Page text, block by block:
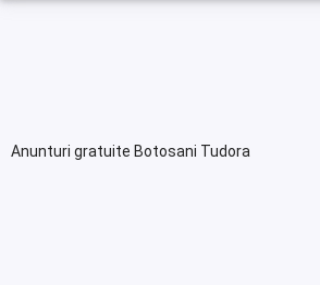
Anunturi gratuite Botosani Tudora